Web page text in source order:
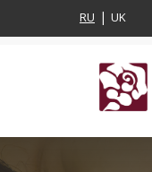
RU UK